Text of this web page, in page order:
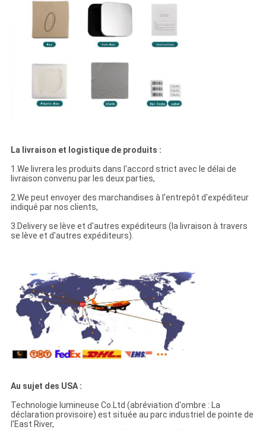
La livraison et logistique de produits :
1.We livrera les produits dans l'accord strict avec le délai de
livraison convenu par les deux parties,
2.We peut envoyer des marchandises à l'entrepôt d'expéditeur
indiqué par nos clients,
3.Delivery se lève et d'autres expéditeurs (la livraison à travers
se lève et d'autres expéditeurs).
Au sujet des USA :
Technologie lumineuse Co.Ltd (abréviation d'ombre : La
déclaration provisoire) est située au parc industriel de pointe de
l'East River,